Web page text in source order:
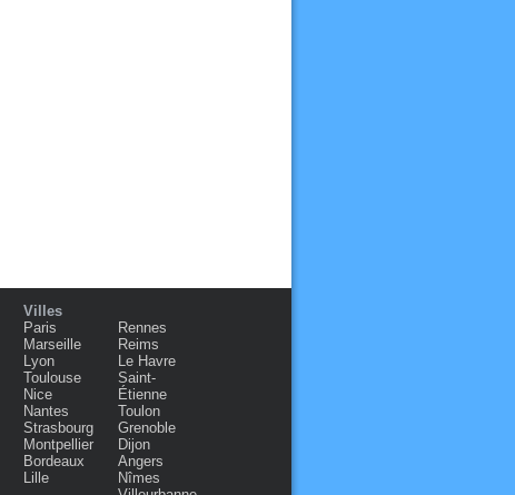
Villes
Paris
Marseille
Lyon
Toulouse
Nice
Nantes
Strasbourg
Montpellier
Bordeaux
Lille
Rennes
Reims
Le Havre
Saint-
Étienne
Toulon
Grenoble
Dijon
Angers
Nîmes